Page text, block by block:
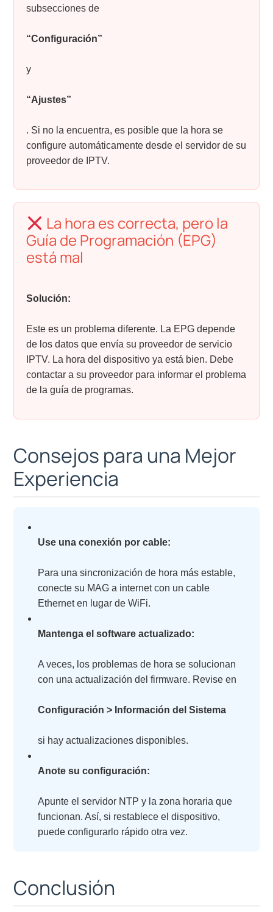
subsecciones de
“Configuración”
y
“Ajustes”
. Si no la encuentra, es posible que la hora se
configure automáticamente desde el servidor de su
proveedor de IPTV.
La hora es correcta, pero la
Guía de Programación (EPG)
está mal
Solución:
Este es un problema diferente. La EPG depende
de los datos que envía su proveedor de servicio
IPTV. La hora del dispositivo ya está bien. Debe
contactar a su proveedor para informar el problema
de la guía de programas.
Consejos para una Mejor
Experiencia
Use una conexión por cable:
Para una sincronización de hora más estable,
conecte su MAG a internet con un cable
Ethernet en lugar de WiFi.
Mantenga el software actualizado:
A veces, los problemas de hora se solucionan
con una actualización del firmware. Revise en
Configuración > Información del Sistema
si hay actualizaciones disponibles.
Anote su configuración:
Apunte el servidor NTP y la zona horaria que
funcionan. Así, si restablece el dispositivo,
puede configurarlo rápido otra vez.
Conclusión